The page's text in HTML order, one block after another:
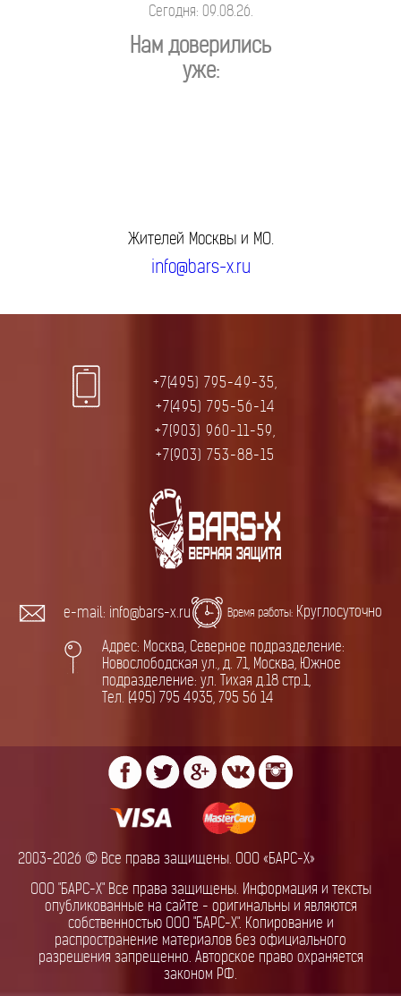
Сегодня: 09.08.26.
Нам доверились
уже:
Жителей Москвы и МО.
info@bars-x.ru
e-mail: info@bars-x.ru Время работы: Круглосуточно
Адрес: Москва, Северное подразделение:
Новослободская ул., д. 71, Москва, Южное
подразделение: ул. Тихая д.18 стр.1,
Тел. (495) 795 4935, 795 56 14
+7(495) 795-49-35,
+7(495) 795-56-14
+7(903) 960-11-59,
+7(903) 753-88-15
2003-2026 © Все права защищены. ООО «БАРС-Х»
ООО "БАРС-Х" Все права защищены. Информация и тексты
опубликованные на сайте - оригинальны и являются
собственностью ООО "БАРС-Х". Копирование и
распространение материалов без официального
разрешения запрещенно. Авторское право охраняется
законом РФ.